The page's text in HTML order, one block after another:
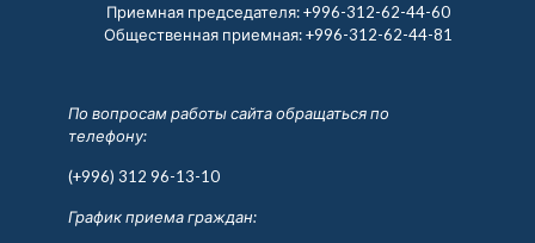
Приемная председателя:+996-312-62-44-60
Общественная приемная:+996-312-62-44-81
По вопросам работы сайта обращаться по
телефону:
(+996) 312 96-13-10
График приема граждан: